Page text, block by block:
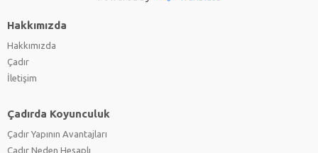
Hakkımızda
Hakkımızda
Çadır
İletişim
Çadırda Koyunculuk
Çadır Yapının Avantajları
Çadır Neden Hesaplı